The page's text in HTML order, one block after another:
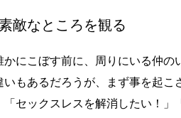
敵なところを観る
かにこぼす前に、周りにいる仲
いもあるだろうが、まず事を起
「セックスレスを解消したい！